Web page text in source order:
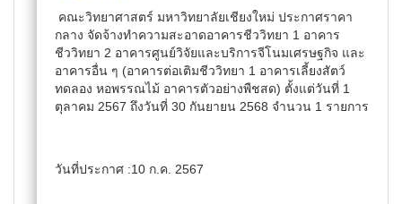
คณะวิทยาศาสตร์ มหาวิทยาลัยเชียงใหม่ ประกาศราคา
กลาง จัดจ้างทำความสะอาดอาคารชีววิทยา 1 อาคาร
ชีววิทยา 2 อาคารศูนย์วิจัยและบริการจีโนมเศรษฐกิจ และ
อาคารอื่น ๆ (อาคารต่อเติมชีววิทยา 1 อาคารเลี้ยงสัตว์
ทดลอง หอพรรณไม้ อาคารตัวอย่างพืชสด) ตั้งแต่วันที่ 1
ตุลาคม 2567 ถึงวันที่ 30 กันยายน 2568 จำนวน 1 รายการ
วันที่ประกาศ :10 ก.ค. 2567